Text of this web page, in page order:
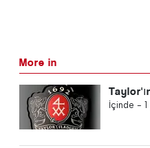
More in
İçinde -